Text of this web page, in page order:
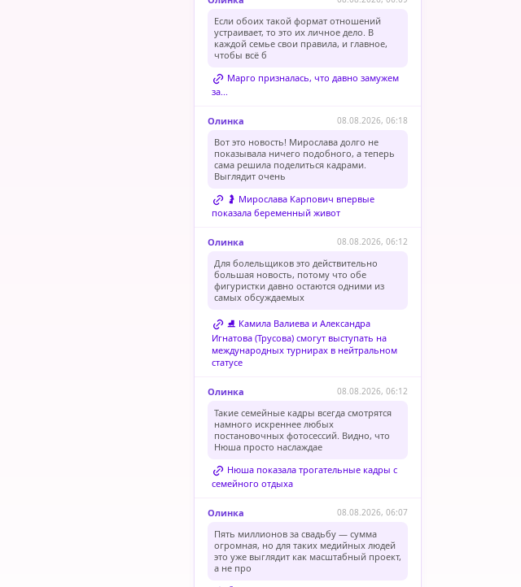
Если обоих такой формат отношений
устраивает, то это их личное дело. В
каждой семье свои правила, и главное,
чтобы всё б
Марго призналась, что давно замужем
за...
Олинка 08.08.2026, 06:18
Вот это новость! Мирослава долго не
показывала ничего подобного, а теперь
сама решила поделиться кадрами.
Выглядит очень
🤰 Мирослава Карпович впервые
показала беременный живот
Олинка 08.08.2026, 06:12
Для болельщиков это действительно
большая новость, потому что обе
фигуристки давно остаются одними из
самых обсуждаемых
⛸️ Камила Валиева и Александра
Игнатова (Трусова) смогут выступать на
международных турнирах в нейтральном
статусе
Олинка 08.08.2026, 06:12
Такие семейные кадры всегда смотрятся
намного искреннее любых
постановочных фотосессий. Видно, что
Нюша просто наслаждае
Нюша показала трогательные кадры с
семейного отдыха
Олинка 08.08.2026, 06:07
Пять миллионов за свадьбу — сумма
огромная, но для таких медийных людей
это уже выглядит как масштабный проект,
а не про